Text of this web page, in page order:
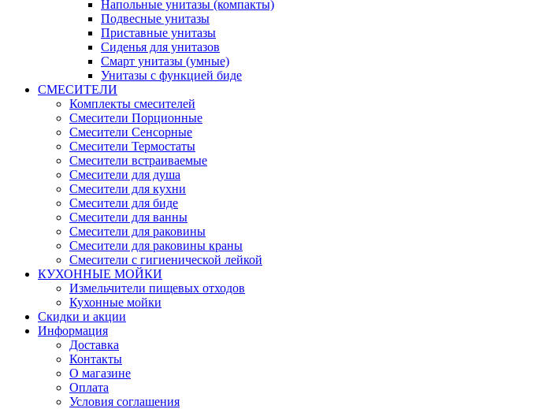
Напольные унитазы (компакты)
Подвесные унитазы
Приставные унитазы
Сиденья для унитазов
Смарт унитазы (умные)
Унитазы с функцией биде
СМЕСИТЕЛИ
Комплекты смесителей
Смесители Порционные
Смесители Сенсорные
Смесители Термостаты
Смесители встраиваемые
Смесители для душа
Смесители для кухни
Смесители для биде
Смесители для ванны
Смесители для раковины
Смесители для раковины краны
Смесители с гигиенической лейкой
КУХОННЫЕ МОЙКИ
Измельчители пищевых отходов
Кухонные мойки
Скидки и акции
Информация
Доставка
Контакты
О магазине
Оплата
Условия соглашения